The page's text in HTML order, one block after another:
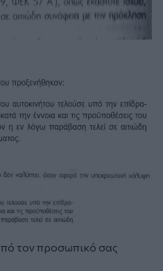
τον προσωπικό σας